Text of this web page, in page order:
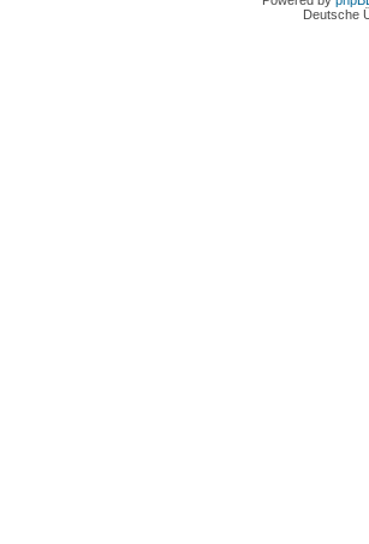
Deutsche